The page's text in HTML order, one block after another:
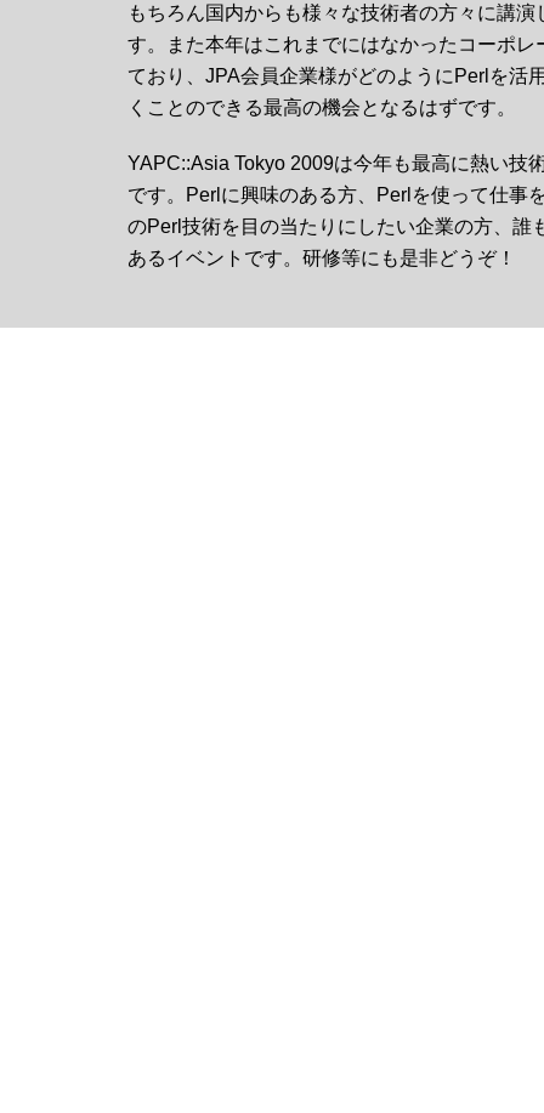
もちろん国内からも様々な技術者の方々に講
す。また本年はこれまでにはなかったコーポレ
ており、JPA会員企業様がどのようにPerlを活
くことのできる最高の機会となるはずです。
YAPC::Asia Tokyo 2009は今年も最高に熱い技
です。Perlに興味のある方、Perlを使って仕事
のPerl技術を目の当たりにしたい企業の方、誰
あるイベントです。研修等にも是非どうぞ！